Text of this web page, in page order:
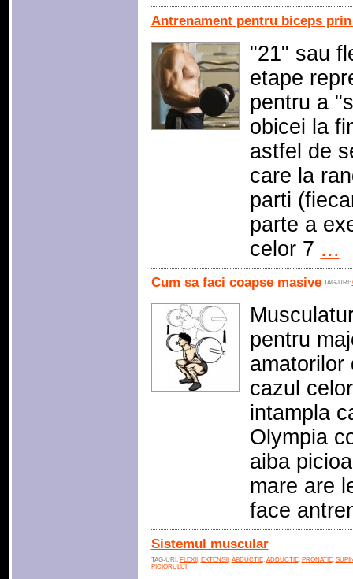
Antrenament pentru biceps prin
"21" sau
etape
pentru a
obicei la
astfel de
care la
parti
parte a
celor 7 ...
Cum sa faci coapse masive TAG-URI:
pentru
amatorilor
cazul
intampla
Olympia
aiba
mare are
face
Sistemul muscular
TAG-URI: FLEXII , EXTENSII , ABDUCTIE, ADDUCTIE, PRONATIE,
PICIORULUI